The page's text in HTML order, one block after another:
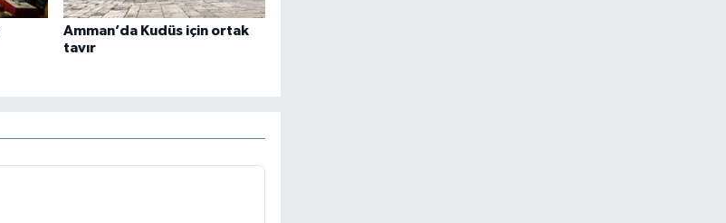
Amman’da Kudüs için ortak
tavır